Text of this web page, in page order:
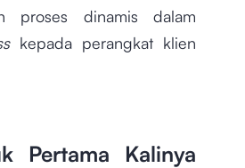
proses dinamis dalam
kepada perangkat klien
Pertama Kalinya